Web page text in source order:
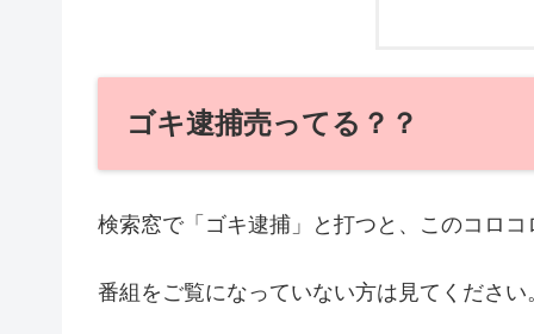
ゴキ逮捕売ってる？？
検索窓で「ゴキ逮捕」と打つと、このコロ
番組をご覧になっていない方は見てください